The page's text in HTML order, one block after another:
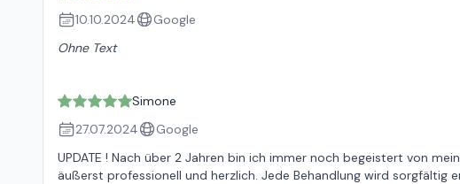
10.10.2024
Google
Ohne Text
Simone
27.07.2024
Google
UPDATE ! Nach über 2 Jahren bin ich immer noch begeistert von
äußerst professionell und herzlich. Jede Behandlung wird